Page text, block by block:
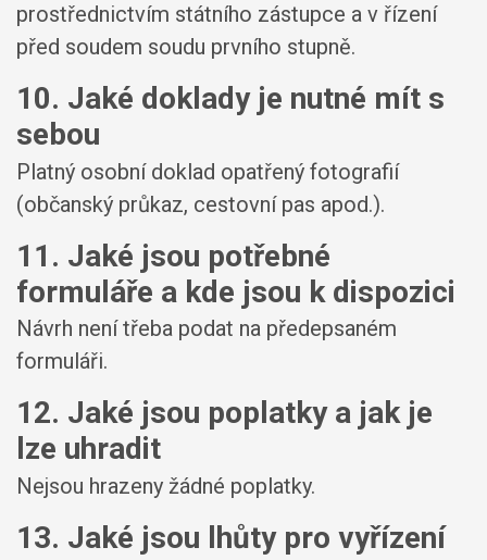
prostřednictvím státního zástupce a v řízení
před soudem soudu prvního stupně.
10. Jaké doklady je nutné mít s
sebou
Platný osobní doklad opatřený fotografií
(občanský průkaz, cestovní pas apod.).
11. Jaké jsou potřebné
formuláře a kde jsou k dispozici
Návrh není třeba podat na předepsaném
formuláři.
12. Jaké jsou poplatky a jak je
lze uhradit
Nejsou hrazeny žádné poplatky.
13. Jaké jsou lhůty pro vyřízení